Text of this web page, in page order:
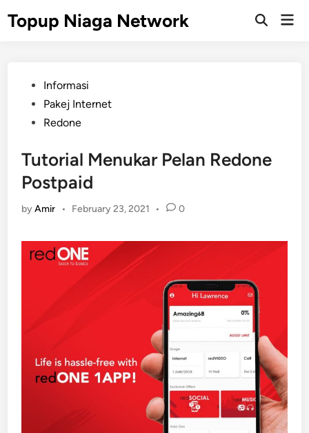
Topup Niaga Network
Open
PostedInformasi
Pakej Internet
Redone
Tutorial Menukar Pelan Redone
Postpaid
byAmir • February 23, 2021 • 0